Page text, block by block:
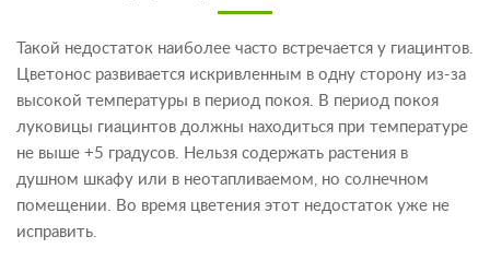
Такой недостаток наиболее часто встречается у гиацинтов.
Цветонос развивается искривленным в одну сторону из-за
высокой температуры в период покоя. В период покоя
луковицы гиацинтов должны находиться при температуре
не выше +5 градусов. Нельзя содержать растения в
душном шкафу или в неотапливаемом, но солнечном
помещении. Во время цветения этот недостаток уже не
исправить.